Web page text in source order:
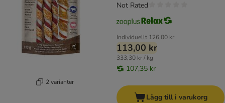
2 varianter
Individuellt 126,00 kr
113,00 kr
333,30 kr / kg
107,35 kr
Not Rated
Lägg till i varukorg